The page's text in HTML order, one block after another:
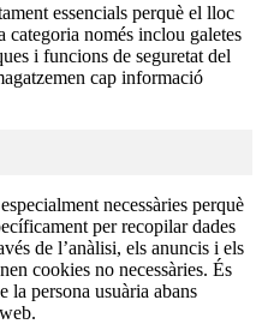
essencials perquè el lloc
només inclou galetes
i funcions de seguretat del
cap informació
necessàries perquè
per recopilar dades
de l’anàlisi, els anuncis i els
cookies no necessàries. És
la persona usuària abans